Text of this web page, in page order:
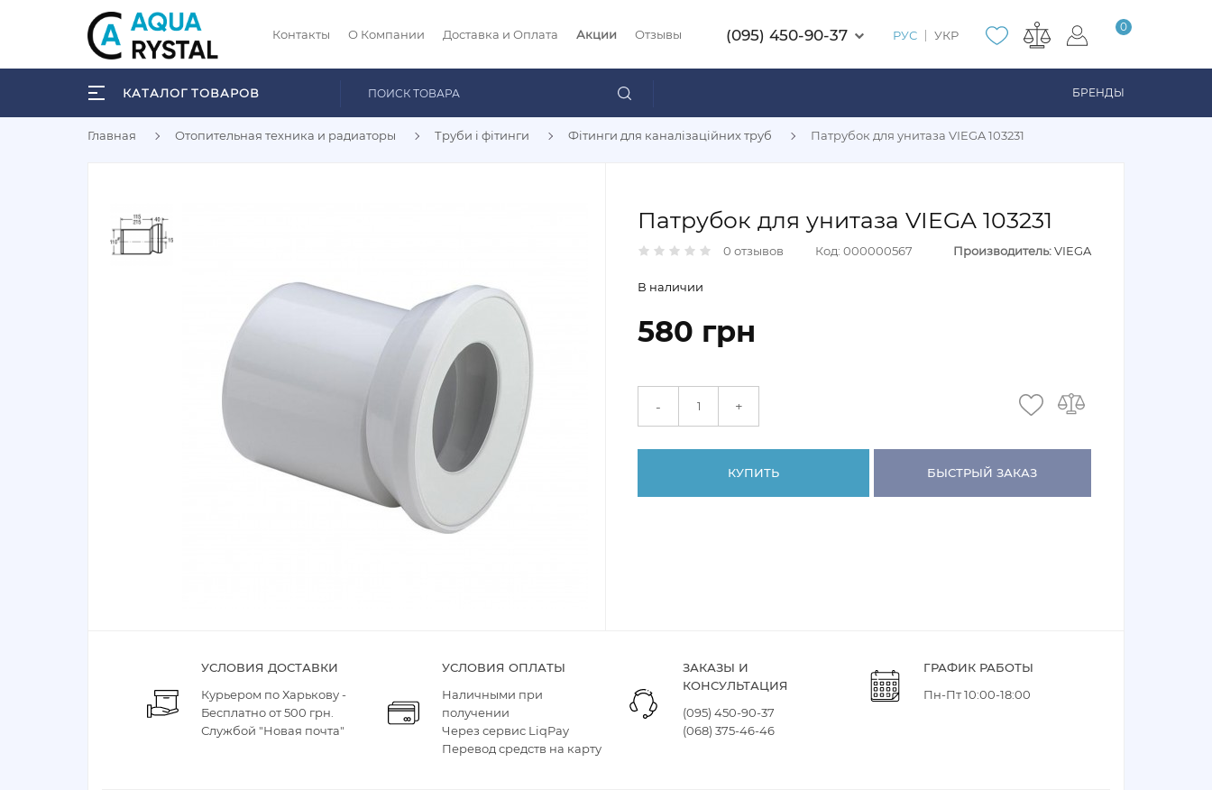
Контакты О Компании Доставка и Оплата Акции Отзывы
0
РУС УКР
(095) 450-90-37
БРЕНДЫ
КАТАЛОГ ТОВАРОВ
Главная Отопительная техника и радиаторы Труби і фітинги Фітинги для каналізаційних труб Патрубок для унитаза VIEGA 103231
Патрубок для унитаза VIEGA 103231
0 отзывов Код: 000000567 Производитель:VIEGA
В наличии
580 грн
- +
КУПИТЬ БЫСТРЫЙ ЗАКАЗ
УСЛОВИЯ ДОСТАВКИ
Курьером по Харькову -
Бесплатно от 500 грн.
Службой "Новая почта"
УСЛОВИЯ ОПЛАТЫ
Наличными при
получении
Через сервис LiqPay
Перевод средств на карту
ЗАКАЗЫ И
КОНСУЛЬТАЦИЯ
(095) 450-90-37
(068) 375-46-46
ГРАФИК РАБОТЫ
Пн-Пт 10:00-18:00